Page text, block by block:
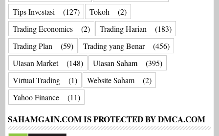
Tips Investasi
(127) Tokoh
(2)
Trading Economics
(2) Trading Harian
(183)
Trading Plan
(59) Trading yang Benar
(456)
Ulasan Market
(148) Ulasan Saham
(395)
Virtual Trading
(1) Website Saham
(2)
Yahoo Finance
(11)
SAHAMGAIN.COM IS PROTECTED BY DMCA.COM